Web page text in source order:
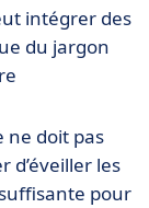
intégrer des
du jargon
ne doit pas
les
pour